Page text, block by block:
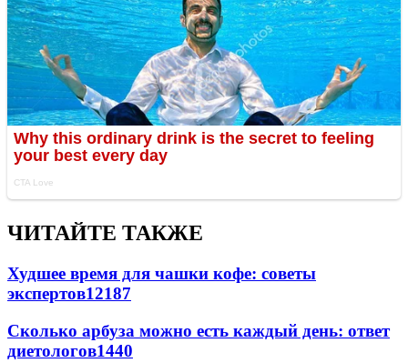
ЧИТАЙТЕ ТАКЖЕ
Худшее время для чашки кофе: советы
экспертов12187
Сколько арбуза можно есть каждый день: ответ
диетологов1440